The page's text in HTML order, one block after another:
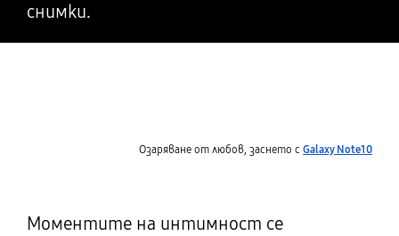
снимки.
Озаряване от любов, заснето сGalaxy Note10
Моментите на интимност се